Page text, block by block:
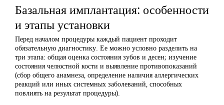
Базальная имплантация: особенности
и этапы установки
Перед началом процедуры каждый пациент проходит
обязательную диагностику. Ее можно условно разделить на
три этапа: общая оценка состояния зубов и десен; изучение
состояния челюстной кости и выявление противопоказаний
(сбор общего анамнеза, определение наличия аллергических
реакций или иных системных заболеваний, способных
повлиять на результат процедуры).